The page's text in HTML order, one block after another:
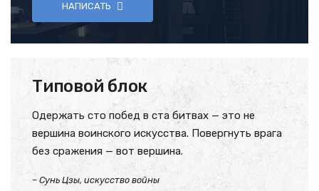
НАПИСАТЬ
Типовой блок
Одержать сто побед в ста битвах — это не
вершина воинского искусства. Повергнуть врага
без сражения — вот вершина.
– Сунь Цзы, искусство войны